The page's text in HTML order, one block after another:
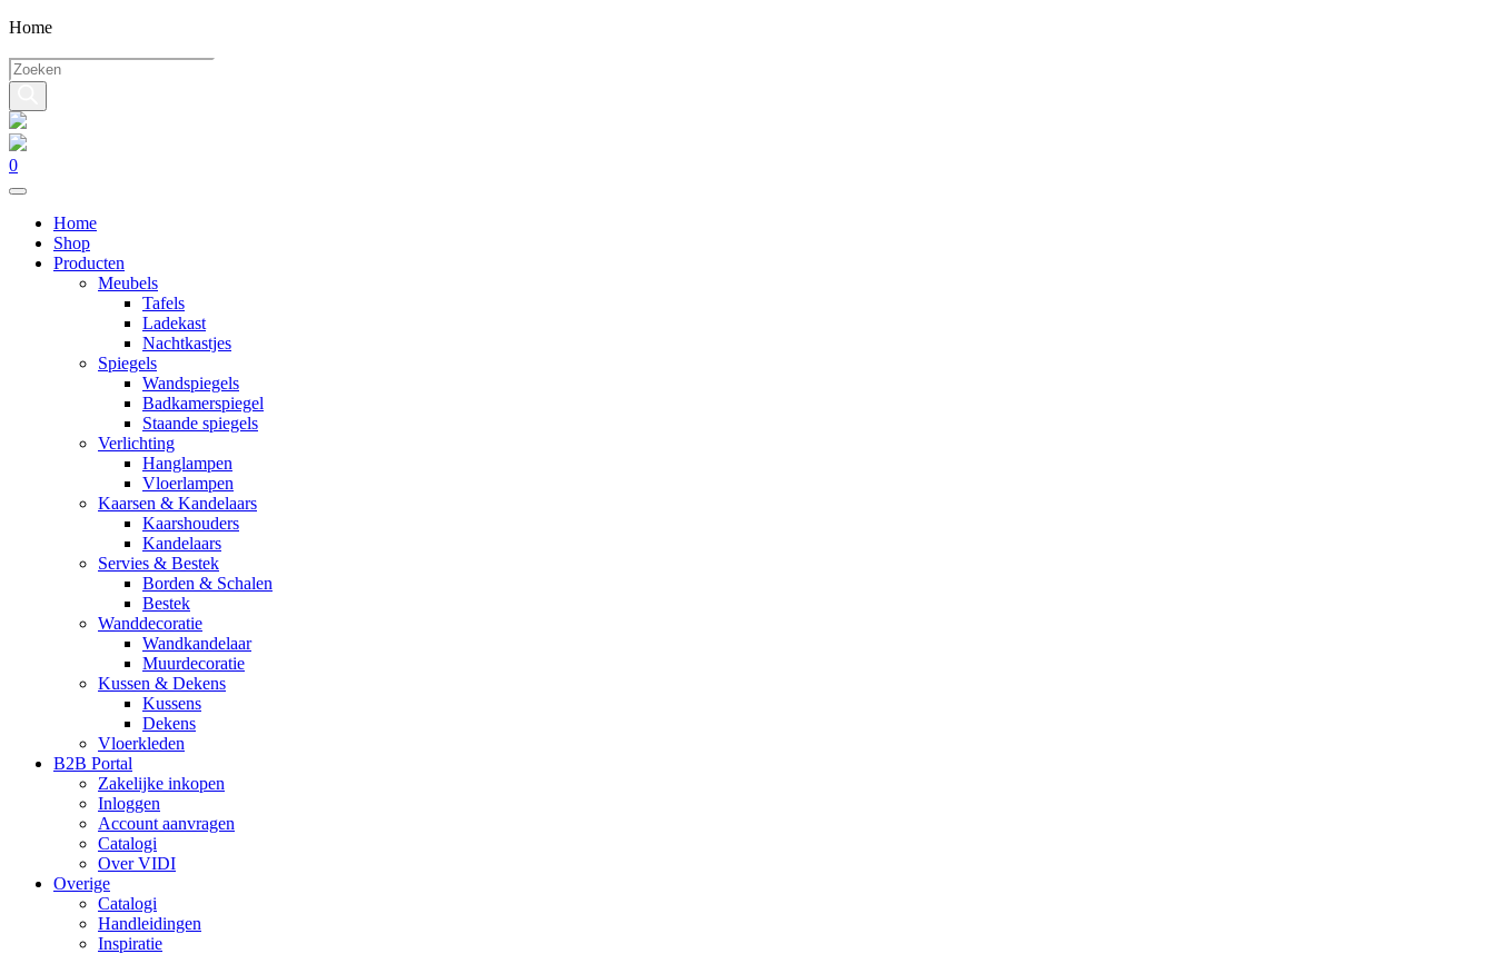
Home
Producten
zoeken
0
Home
Shop
Producten
Meubels
Tafels
Ladekast
Nachtkastjes
Spiegels
Wandspiegels
Badkamerspiegel
Staande spiegels
Verlichting
Hanglampen
Vloerlampen
Kaarsen & Kandelaars
Kaarshouders
Kandelaars
Servies & Bestek
Borden & Schalen
Bestek
Wanddecoratie
Wandkandelaar
Muurdecoratie
Kussen & Dekens
Kussens
Dekens
Vloerkleden
B2B Portal
Zakelijke inkopen
Inloggen
Account aanvragen
Catalogi
Over VIDI
Overige
Catalogi
Handleidingen
Inspiratie